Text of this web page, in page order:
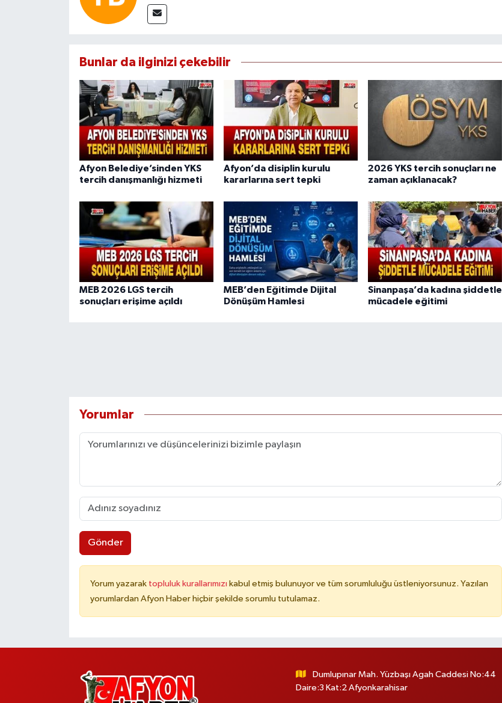
Bunlar da ilginizi çekebilir
Afyon Belediye’sinden YKS
tercih danışmanlığı hizmeti
Afyon’da disiplin kurulu
kararlarına sert tepki
2026 YKS tercih sonuçları ne
zaman açıklanacak?
MEB 2026 LGS tercih
sonuçları erişime açıldı
MEB’den Eğitimde Dijital
Dönüşüm Hamlesi
Sinanpaşa’da kadına şiddetle
mücadele eğitimi
Yorumlar
Gönder
Yorum yazarak topluluk kurallarımızı kabul etmiş bulunuyor ve tüm sorumluluğu üstleniyorsunuz. Yazılan
yorumlardan Afyon Haber hiçbir şekilde sorumlu tutulamaz.
Dumlupınar Mah. Yüzbaşı Agah Caddesi No:44
Daire:3 Kat:2 Afyonkarahisar